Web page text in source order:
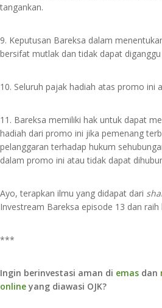
tangankan.⁣
9. Keputusan Bareksa dalam
bersifat mutlak dan tidak dapat
10. Seluruh pajak hadiah atas promo ini
11. Bareksa memiliki hak untuk dapat
hadiah dari promo ini jika pemenang
pelanggaran terhadap hukum
dalam promo ini atau tidak dapat
Ayo, terapkan ilmu yang didapat dari
Investream Bareksa episode 13 dan raih
***
Ingin berinvestasi aman di emas dan
online yang diawasi OJK?